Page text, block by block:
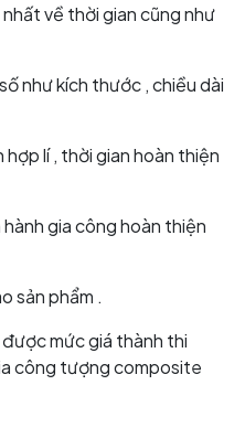
về thời gian cũng như
như kích thước , chiều dài
lí , thời gian hoàn thiện
gia công hoàn thiện
sản phẩm .
mức giá thành thi
công tượng composite